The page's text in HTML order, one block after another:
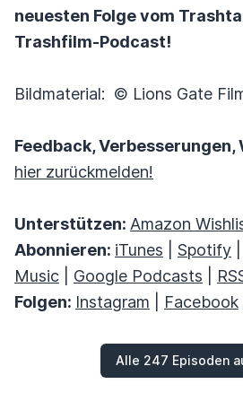
neuesten Folge vom
Trashfilm-Podcast!
Bildmaterial: © Lions Gate
Feedback, Verbesserungen,
hier zurückmelden!
Unterstützen: Amazon
Abonnieren: iTunes Spotify
Music
Google Podcasts
Folgen: Instagram Facebook
Alle 247 Episoden